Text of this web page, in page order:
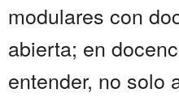
modulares con
abierta; en
entender, no solo